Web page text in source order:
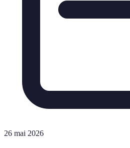
26 mai 2026